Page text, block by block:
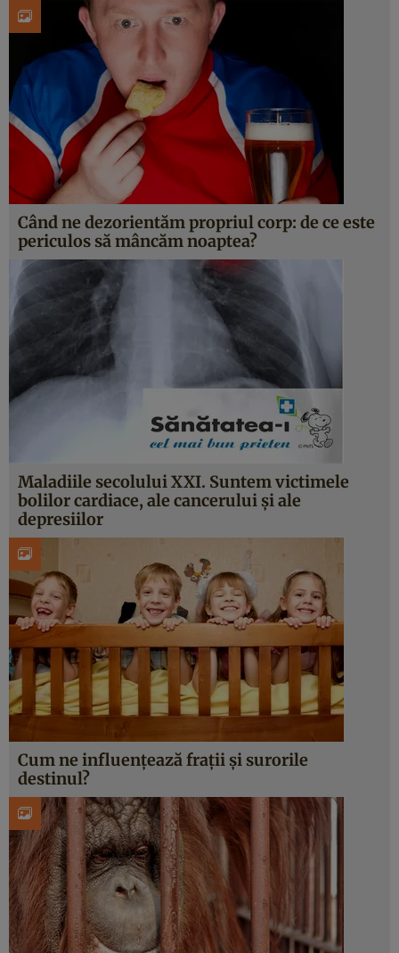
Când ne dezorientăm propriul corp: de ce este
periculos să mâncăm noaptea?
Maladiile secolului XXI. Suntem victimele
bolilor cardiace, ale cancerului şi ale
depresiilor
Cum ne influenţează fraţii şi surorile
destinul?